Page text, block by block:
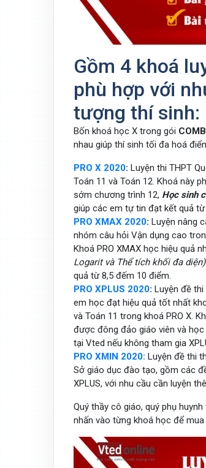
Gồm 4 khoá
phù hợp với
tượng thí sinh:
Bốn khoá học X trong gói
nhau giúp thí sinh tối đa hoá
PRO X 2020: Luyện thi THPT
Toán 11 và Toán 12. Khoá này
sớm chương trình 12, Học sinh
giúp các em tự tin đạt kết quả
PRO XMAX 2020: Luyện nâng
nhóm câu hỏi Vận dụng cao
Khoá PRO XMAX học hiệu quả
Logarit và Thể tích khối đa diện)
quả từ 8,5 đếm 10 điểm.
PRO XPLUS 2020: Luyện đề
em học đạt hiệu quả tốt nhất
và Toán 11 trong khoá PRO X.
được đông đảo giáo viên và
tại Vted nếu không tham gia
PRO XMIN 2020: Luyện đề thi
Sở giáo dục đào tạo, gồm các
XPLUS, với nhu cầu cần luyện
Quý thầy cô giáo, quý phụ
nhấn vào từng khoá học để